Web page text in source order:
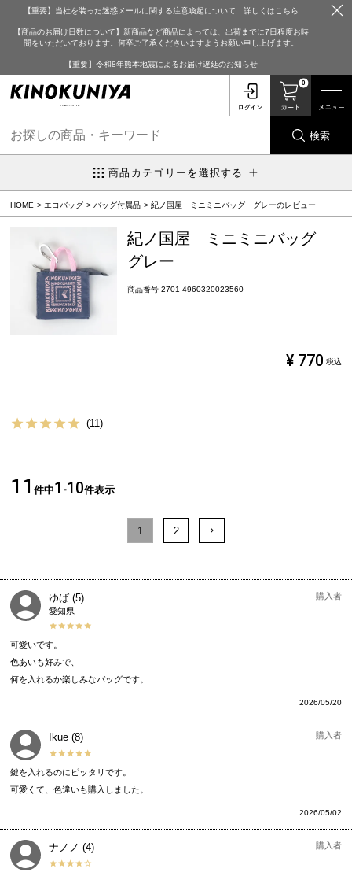
【重要】当社を装った迷惑メールに関する注意喚起について 詳しくはこちら
【商品のお届け日数について】新商品など商品によっては、出荷までに7日程度お時
間をいただいております。何卒ご了承くださいますようお願い申し上げます。
【重要】令和8年熊本地震によるお届け遅延のお知らせ
0
検索
商品カテゴリーを選択する
HOME エコバッグ バッグ付属品 紀ノ国屋 ミニミニバッグ グレーのレビュー
紀ノ国屋 ミニミニバッグ
グレー
商品番号 2701-4960320023560
¥ 770 税込
11
11 件中1 -10件表示
1 2
ゆば 5
購入者
愛知県
2026/05/20
可愛いです。
色あいも好みで、
何を入れるか楽しみなバッグです。
Ikue 8 購入者
2026/05/02
鍵を入れるのにピッタリです。
可愛くて、色違いも購入しました。
ナノノ 4 購入者